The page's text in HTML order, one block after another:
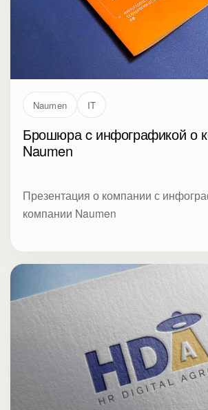
Naumen IT
Брошюра c инфографикой о
Naumen
Презентация о компании с
компании Naumen